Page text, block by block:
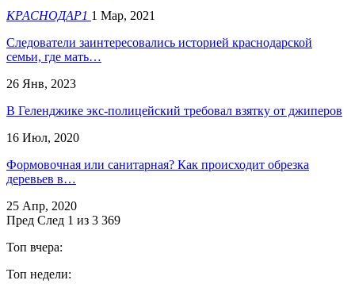
КРАСНОДАР1 1 Мар, 2021
​Следователи заинтересовались историей краснодарской
семьи, где мать…
26 Янв, 2023
В Геленджике экс-полицейский требовал взятку от джиперов
16 Июл, 2020
Формовочная или санитарная? Как происходит обрезка
деревьев в…
25 Апр, 2020
Пред След 1 из 3 369
Топ вчера:
Топ недели: